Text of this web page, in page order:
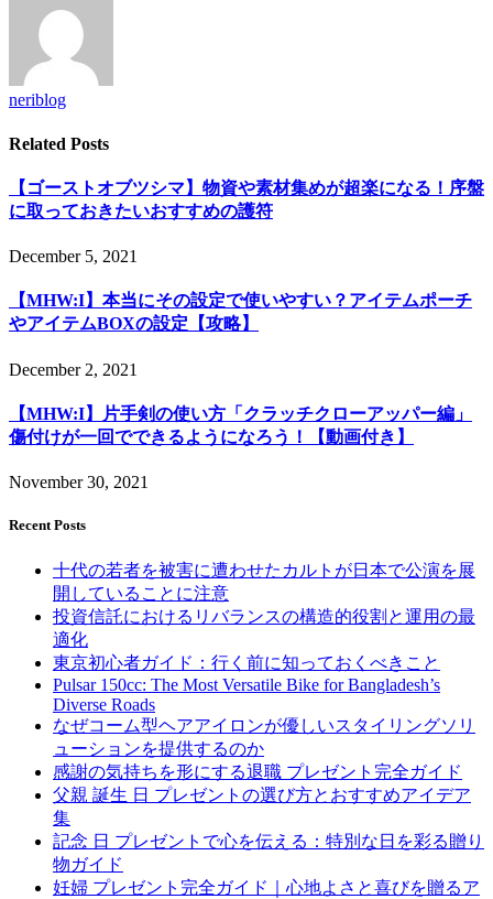
neriblog
Related Posts
【ゴーストオブツシマ】物資や素材集めが超楽になる！序盤
に取っておきたいおすすめの護符
December 5, 2021
【MHW:I】本当にその設定で使いやすい？アイテムポーチ
やアイテムBOXの設定【攻略】
December 2, 2021
【MHW:I】片手剣の使い方「クラッチクローアッパー編」
傷付けが一回でできるようになろう！【動画付き】
November 30, 2021
Recent Posts
十代の若者を被害に遭わせたカルトが日本で公演を展
開していることに注意
投資信託におけるリバランスの構造的役割と運用の最
適化
東京初心者ガイド：行く前に知っておくべきこと
Pulsar 150cc: The Most Versatile Bike for Bangladesh’s
Diverse Roads
なぜコーム型ヘアアイロンが優しいスタイリングソリ
ューションを提供するのか
感謝の気持ちを形にする退職 プレゼント完全ガイド
父親 誕生 日 プレゼントの選び方とおすすめアイデア
集
記念 日 プレゼントで心を伝える：特別な日を彩る贈り
物ガイド
妊婦 プレゼント完全ガイド｜心地よさと喜びを贈るア